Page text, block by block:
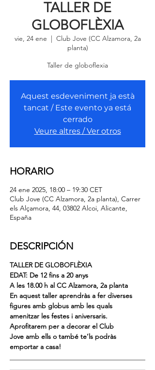
TALLER DE
GLOBOFLÈXIA
vie, 24 ene
  |
Club Jove (CC Alzamora, 2a
planta)
Taller de globoflexia
Aquest esdeveniment ja està
tancat / Este evento ya está
cerrado
Veure altres / Ver otros
HORARIO
24 ene 2025, 18:00 – 19:30 CET
Club Jove (CC Alzamora, 2a planta), Carrer
els Alçamora, 44, 03802 Alcoi, Alicante,
España
DESCRIPCIÓN
TALLER DE GLOBOFLÈXIA
EDAT: De 12 fins a 20 anys
A les 18.00 h al CC Alzamora, 2a planta
En aquest taller aprendràs a fer diverses
figures amb globus amb les quals
amenitzar les festes i aniversaris.
Aprofitarem per a decorar el Club
Jove amb ells o també te’ls podràs
emportar a casa!